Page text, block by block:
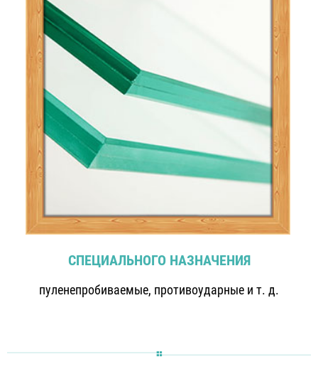
СПЕЦИАЛЬНОГО НАЗНАЧЕНИЯ
пуленепробиваемые, противоударные и т. д.